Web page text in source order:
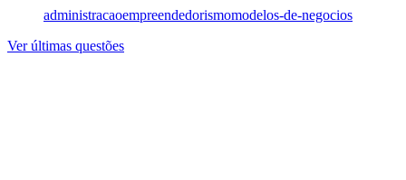
administracaoempreendedorismomodelos-de-negocios
Ver últimas questões